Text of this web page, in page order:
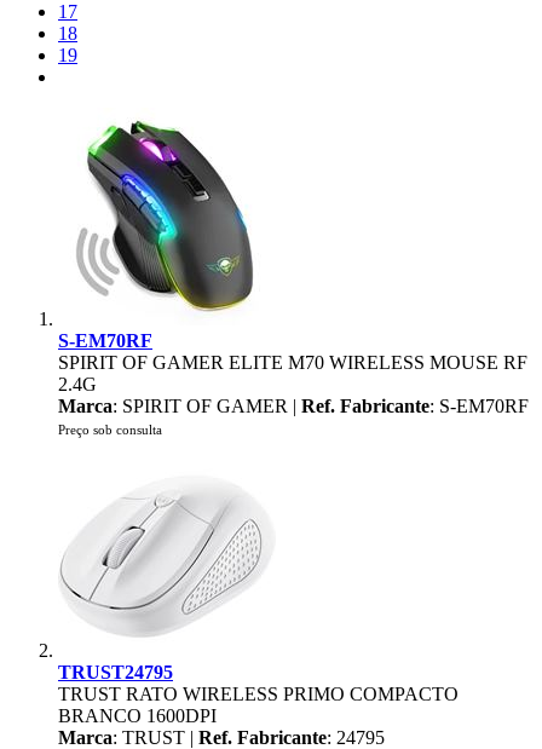
17
18
19
S-EM70RF
SPIRIT OF GAMER ELITE M70 WIRELESS MOUSE RF
2.4G
Marca: SPIRIT OF GAMER | Ref. Fabricante: S-EM70RF
Preço sob consulta
TRUST24795
TRUST RATO WIRELESS PRIMO COMPACTO
BRANCO 1600DPI
Marca: TRUST | Ref. Fabricante: 24795